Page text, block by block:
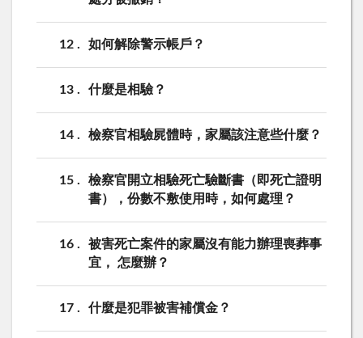
12 如何解除警示帳戶？
13 什麼是相驗？
14 檢察官相驗屍體時，家屬該注意些什麼？
15
檢察官開立相驗死亡驗斷書（即死亡證明
書），份數不敷使用時，如何處理？
16
被害死亡案件的家屬沒有能力辦理喪葬事
宜， 怎麼辦？
17 什麼是犯罪被害補償金？